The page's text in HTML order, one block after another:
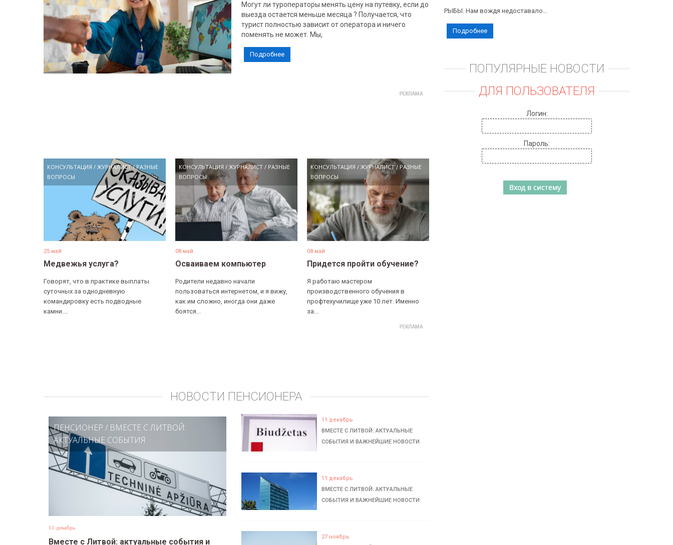
Могут ли туроператоры менять цену на путевку, если до
выезда остается меньше месяца ? Получается, что
турист полностью зависит от оператора и ничего
поменять не может. Мы,
Подробнее
КОНСУЛЬТАЦИЯ / ЖУРНАЛИСТ/РАЗНЫЕ
ВОПРОСЫ
25 май
Медвежья услуга?
Говорят, что в практике выплаты
суточных за однодневную
командировку есть подводные
камни....
КОНСУЛЬТАЦИЯ /ЖУРНАЛИСТ / РАЗНЫЕ
ВОПРОСЫ
08 май
Осваиваем компьютер
Родители недавно начали
пользоваться интернетом, и я вижу,
как им сложно, иногда они даже
боятся...
КОНСУЛЬТАЦИЯ /ЖУРНАЛИСТ/ РАЗНЫЕ
ВОПРОСЫ
08 май
Придется пройти обучение?
Я работаю мастером
производственного обучения в
профтехучилище уже 10 лет. Именно
за...
НОВОСТИ ПЕНСИОНЕРА
ПЕНСИОНЕР / ВМЕСТЕ С ЛИТВОЙ:
АКТУАЛЬНЫЕ СОБЫТИЯ
11 декабрь
Вместе с Литвой: актуальные события и
11 декабрь
ВМЕСТЕ С ЛИТВОЙ: АКТУАЛЬНЫЕ
СОБЫТИЯ И ВАЖНЕЙШИЕ НОВОСТИ
11 декабрь
ВМЕСТЕ С ЛИТВОЙ: АКТУАЛЬНЫЕ
СОБЫТИЯ И ВАЖНЕЙШИЕ НОВОСТИ
27 ноябрь
РЫБЫ. Нам вождя недоставало...
Подробнее
ПОПУЛЯРНЫЕ НОВОСТИ
ДЛЯ ПОЛЬЗОВАТЕЛЯ
Логин:
Пароль: